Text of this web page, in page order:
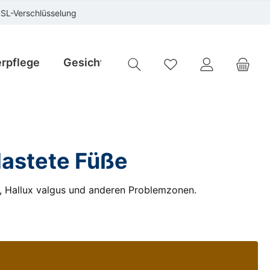
Verschlüsselung
Gesichtspflege Instrumente
Du hast 0 Produkte
Füße
valgus und anderen Problemzonen.